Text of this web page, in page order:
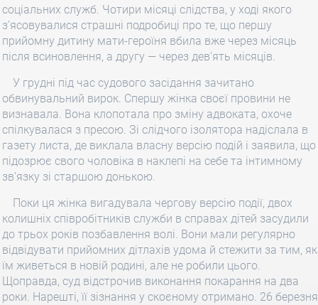
соціальних служб. Чотири місяці слідства, у ході якого
з’ясовувалися страшні подробиці про те, що першу
прийомну дитину мати-героїня вбила вже через місяць
після всиновлення, а другу — через дев’ять місяців.
У грудні під час судового засідання зачитано
обвинувальний вирок. Спершу жінка своєї провини не
визнавала. Вона клопотала про зміну адвоката, охоче
спілкувалася з пресою. Зі слідчого ізолятора надіслала в
газету листа, де виклала власну версію подій і заявила, що
підозрює свого чоловіка в наклепі на себе та інтимному
зв’язку зі старшою донькою.
Поки ця жінка вигадувала чергову версію події, двох
колишніх співробітників служби в справах дітей засудили
до трьох років позбавлення волі. Вони мали регулярно
відвідувати прийомних дітлахів удома й стежити за тим, як
їм живеться в новій родині, але не робили цього.
Щоправда, суд відстрочив виконання покарання на два
роки. Нарешті, її зізнання у скоєному отримано. 26 березня